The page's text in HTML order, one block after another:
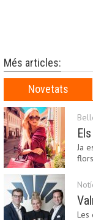
Més articles:
Novetats
Ja
Les